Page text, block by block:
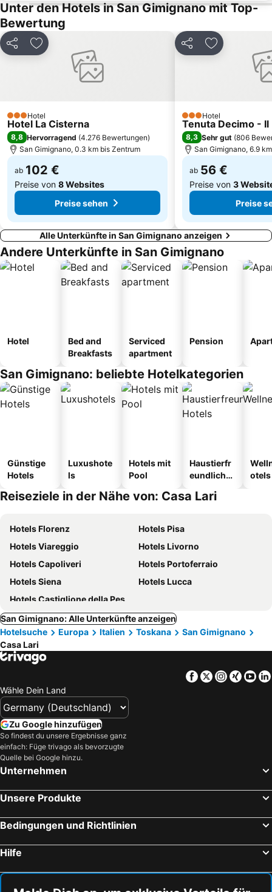
Schloß Brolio
Messe- und Ausstellungszentrum Firenze Expo Congress SPA
Campo di Marte
Rovezzano
Castello di Verrazzano
Siena Railway Station
Klosterruine San Galgano
Piazza di Santa Croce
Mercato Centrale
The Mall
Piazza della Cisterna
Circolo del Golf dell'Ugolino
Piazza del Campo
Unter den Hotels in San Gimignano mit Top-
Bewertung
Teilen Zu Favoriten hinzufügen
3 Sterne
Hotel
Hotel La Cisterna
8,8 Hervorragend (4.276 Bewertungen)
San Gimignano, 0.3 km bis Zentrum
ab 102 €
Preise von 8 Websites
Preise sehen
Teilen Zu Favoriten
3 Sterne
Hotel
Tenuta Decimo -
8,3 Sehr gut (806
San Gimignano, 6.9
ab 56 €
Preise von 3
Preise
Alle Unterkünfte in San Gimignano anzeigen
Andere Unterkünfte in San Gimignano
Hotel
Bed and
Breakfasts
Serviced
apartment
Pension
San Gimignano: beliebte Hotelkategorien
Günstige
Hotels
Luxushote
ls
Hotels mit
Pool
Haustierfr
eundliche
otels
Reiseziele in der Nähe von: Casa Lari
Hotels Florenz
Hotels Pisa
Hotels Viareggio
Hotels Livorno
Hotels Capoliveri
Hotels Portoferraio
Hotels Siena
Hotels Lucca
Hotels Castiglione della Pescaia
San Gimignano: Alle Unterkünfte anzeigen
Hotelsuche
Europa Italien Toskana
San Gimignano
Casa Lari
Facebook
TwitterXing
Wähle Dein Land
Zu Google hinzufügen
So findest du unsere Ergebnisse ganz
einfach: Füge trivago als bevorzugte
Quelle bei Google hinzu.
Unternehmen
Unsere Produkte
Bedingungen und Richtlinien
Hilfe